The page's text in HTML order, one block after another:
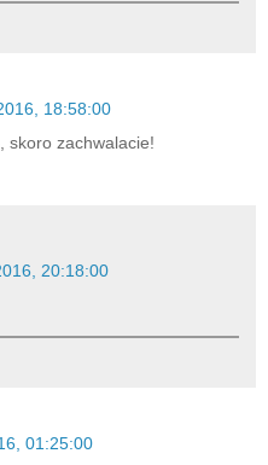
18:58:00
skoro zachwalacie!
20:18:00
01:25:00